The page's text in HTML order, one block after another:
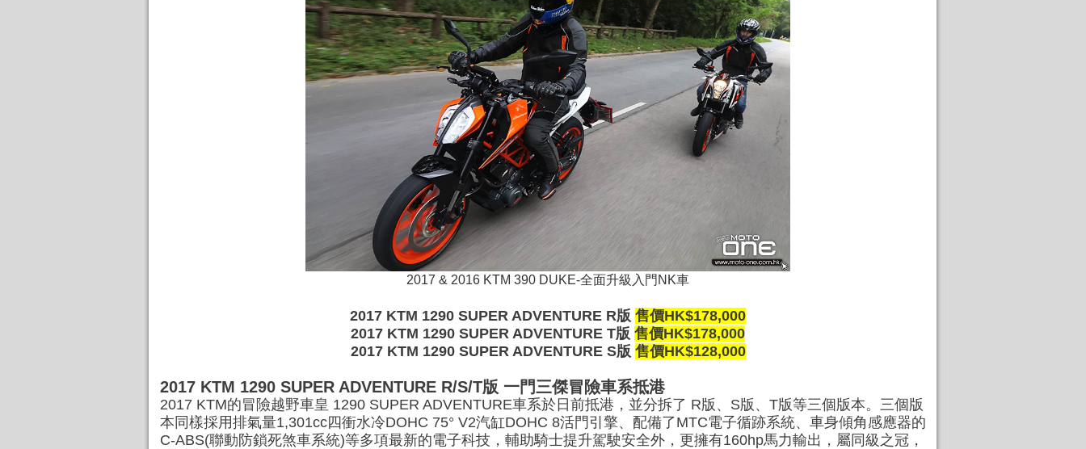
2017 & 2016 KTM 390 DUKE-全面升級入門NK車
2017 KTM 1290 SUPER ADVENTURE R版 售價HK$178,000
2017 KTM 1290 SUPER ADVENTURE T版 售價HK$178,000
2017 KTM 1290 SUPER ADVENTURE S版 售價HK$128,000
2017 KTM 1290 SUPER ADVENTURE R/S/T版 一門三傑冒險車系抵港
2017 KTM的冒險越野車皇 1290 SUPER ADVENTURE車系於日前抵港，並分拆了 R版、S版、T版等三個版本。三個版
本同樣採用排氣量1,301cc四衝水冷DOHC 75° V2汽缸DOHC 8活門引擎、配備了MTC電子循跡系統、車身傾角感應器的
C-ABS(聯動防鎖死煞車系統)等多項最新的電子科技，輔助騎士提升駕駛安全外，更擁有160hp馬力輸出，屬同級之冠，